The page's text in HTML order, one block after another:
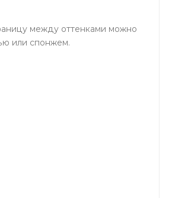
между оттенками можно
или спонжем.